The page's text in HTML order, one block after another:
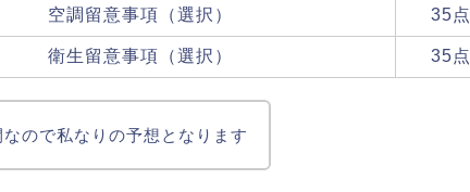
空調留意事項（選択） 35点
衛生留意事項（選択） 35点
ので私なりの予想となります